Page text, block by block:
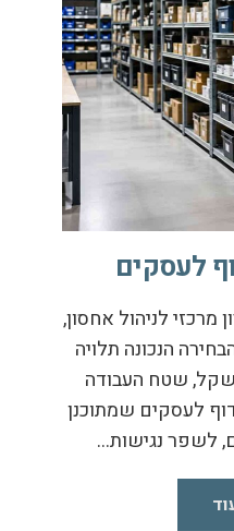
לעסקים​
לניהול אחסון,
הנכונה תלויה
שטח העבודה
לעסקים שמתוכנן
לשפר נגישות…